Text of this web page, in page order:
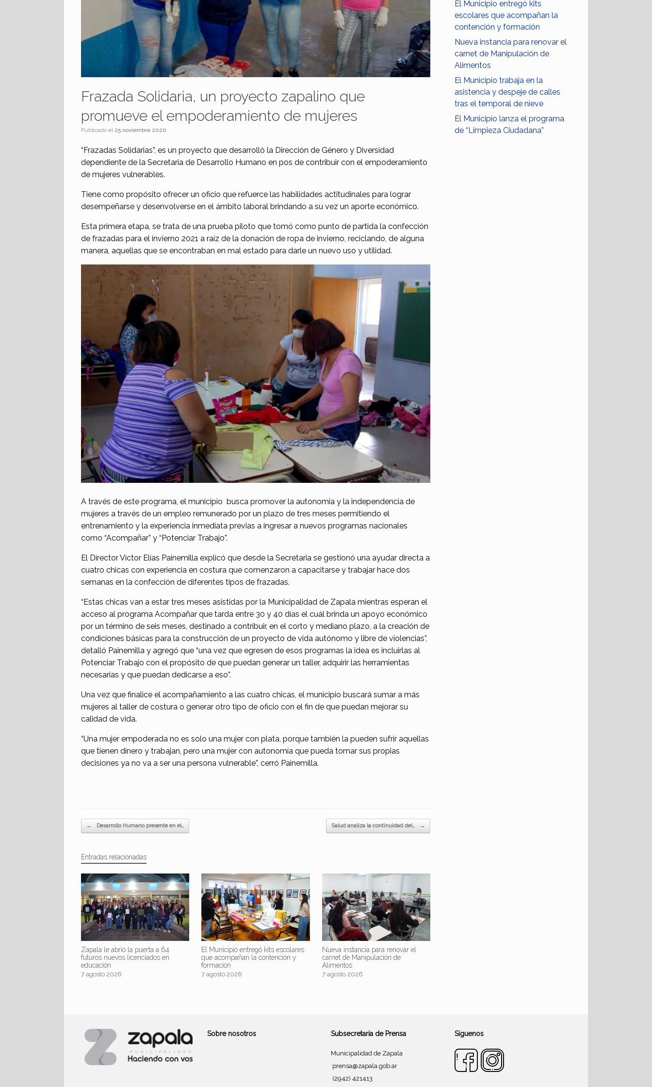
Frazada Solidaria, un proyecto zapalino que
promueve el empoderamiento de mujeres
Publicado el 25 noviembre 2020
“Frazadas Solidarias”, es un proyecto que desarrolló la Dirección de Género y Diversidad
dependiente de la Secretaria de Desarrollo Humano en pos de contribuir con el empoderamiento
de mujeres vulnerables.
Tiene como propósito ofrecer un oficio que refuerce las habilidades actitudinales para lograr
desempeñarse y desenvolverse en el ámbito laboral brindando a su vez un aporte económico.
Esta primera etapa, se trata de una prueba piloto que tomó como punto de partida la confección
de frazadas para el invierno 2021 a raíz de la donación de ropa de invierno, reciclando, de alguna
manera, aquellas que se encontraban en mal estado para darle un nuevo uso y utilidad.
A través de este programa, el municipio busca promover la autonomía y la independencia de
mujeres a través de un empleo remunerado por un plazo de tres meses permitiendo el
entrenamiento y la experiencia inmediata previas a ingresar a nuevos programas nacionales
como “Acompañar” y “Potenciar Trabajo”.
El Director Víctor Elías Painemilla explicó que desde la Secretaria se gestionó una ayudar directa a
cuatro chicas con experiencia en costura que comenzaron a capacitarse y trabajar hace dos
semanas en la confección de diferentes tipos de frazadas.
“Estas chicas van a estar tres meses asistidas por la Municipalidad de Zapala mientras esperan el
acceso al programa Acompañar que tarda entre 30 y 40 días el cuál brinda un apoyo económico
por un término de seis meses, destinado a contribuir, en el corto y mediano plazo, a la creación de
condiciones básicas para la construcción de un proyecto de vida autónomo y libre de violencias”,
detalló Painemilla y agregó que “una vez que egresen de esos programas la idea es incluirlas al
Potenciar Trabajo con el propósito de que puedan generar un taller, adquirir las herramientas
necesarias y que puedan dedicarse a eso”.
Una vez que finalice el acompañamiento a las cuatro chicas, el municipio buscará sumar a más
mujeres al taller de costura o generar otro tipo de oficio con el fin de que puedan mejorar su
calidad de vida.
“Una mujer empoderada no es solo una mujer con plata, porque también la pueden sufrir aquellas
que tienen dinero y trabajan, pero una mujer con autonomía que pueda tomar sus propias
decisiones ya no va a ser una persona vulnerable”, cerró Painemilla.
Navegador de artículos
← Desarrollo Humano presente en el… Salud analiza la continuidad del… →
Entradas relacionadas
Zapala le abrió la puerta a 64
futuros nuevos licenciados en
educación
7 agosto 2026
El Municipio entregó kits escolares
que acompañan la contención y
formación
7 agosto 2026
Nueva instancia para renovar el
carnet de Manipulación de
Alimentos
7 agosto 2026
El Municipio entregó kits
escolares que acompañan la
contención y formación
Nueva instancia para renovar el
carnet de Manipulación de
Alimentos
El Municipio trabaja en la
asistencia y despeje de calles
tras el temporal de nieve
El Municipio lanza el programa
de “Limpieza Ciudadana”
Sobre nosotros Subsecretaría de Prensa
Municipalidad de Zapala
prensa@zapala.gob.ar
(2942) 421413
Síguenos